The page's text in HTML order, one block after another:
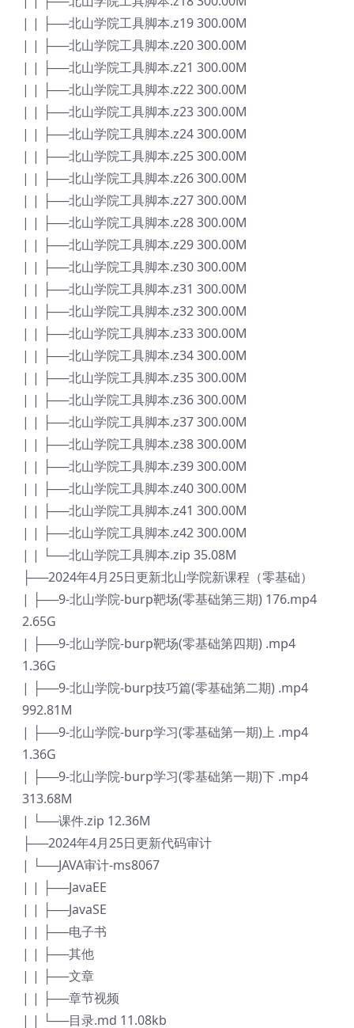
| | ├──北山学院工具脚本.z19 300.00M
| | ├──北山学院工具脚本.z20 300.00M
| | ├──北山学院工具脚本.z21 300.00M
| | ├──北山学院工具脚本.z22 300.00M
| | ├──北山学院工具脚本.z23 300.00M
| | ├──北山学院工具脚本.z24 300.00M
| | ├──北山学院工具脚本.z25 300.00M
| | ├──北山学院工具脚本.z26 300.00M
| | ├──北山学院工具脚本.z27 300.00M
| | ├──北山学院工具脚本.z28 300.00M
| | ├──北山学院工具脚本.z29 300.00M
| | ├──北山学院工具脚本.z30 300.00M
| | ├──北山学院工具脚本.z31 300.00M
| | ├──北山学院工具脚本.z32 300.00M
| | ├──北山学院工具脚本.z33 300.00M
| | ├──北山学院工具脚本.z34 300.00M
| | ├──北山学院工具脚本.z35 300.00M
| | ├──北山学院工具脚本.z36 300.00M
| | ├──北山学院工具脚本.z37 300.00M
| | ├──北山学院工具脚本.z38 300.00M
| | ├──北山学院工具脚本.z39 300.00M
| | ├──北山学院工具脚本.z40 300.00M
| | ├──北山学院工具脚本.z41 300.00M
| | ├──北山学院工具脚本.z42 300.00M
| | └──北山学院工具脚本.zip 35.08M
├──2024年4月25日更新北山学院新课程（零基础）
| ├──9-北山学院-burp靶场(零基础第三期) 176.mp4
2.65G
| ├──9-北山学院-burp靶场(零基础第四期) .mp4
1.36G
| ├──9-北山学院-burp技巧篇(零基础第二期) .mp4
992.81M
| ├──9-北山学院-burp学习(零基础第一期)上 .mp4
1.36G
| ├──9-北山学院-burp学习(零基础第一期)下 .mp4
313.68M
| └──课件.zip 12.36M
├──2024年4月25日更新代码审计
| └──JAVA审计-ms8067
| | ├──JavaEE
| | ├──JavaSE
| | ├──电子书
| | ├──其他
| | ├──文章
| | ├──章节视频
| | └──目录.md 11.08kb